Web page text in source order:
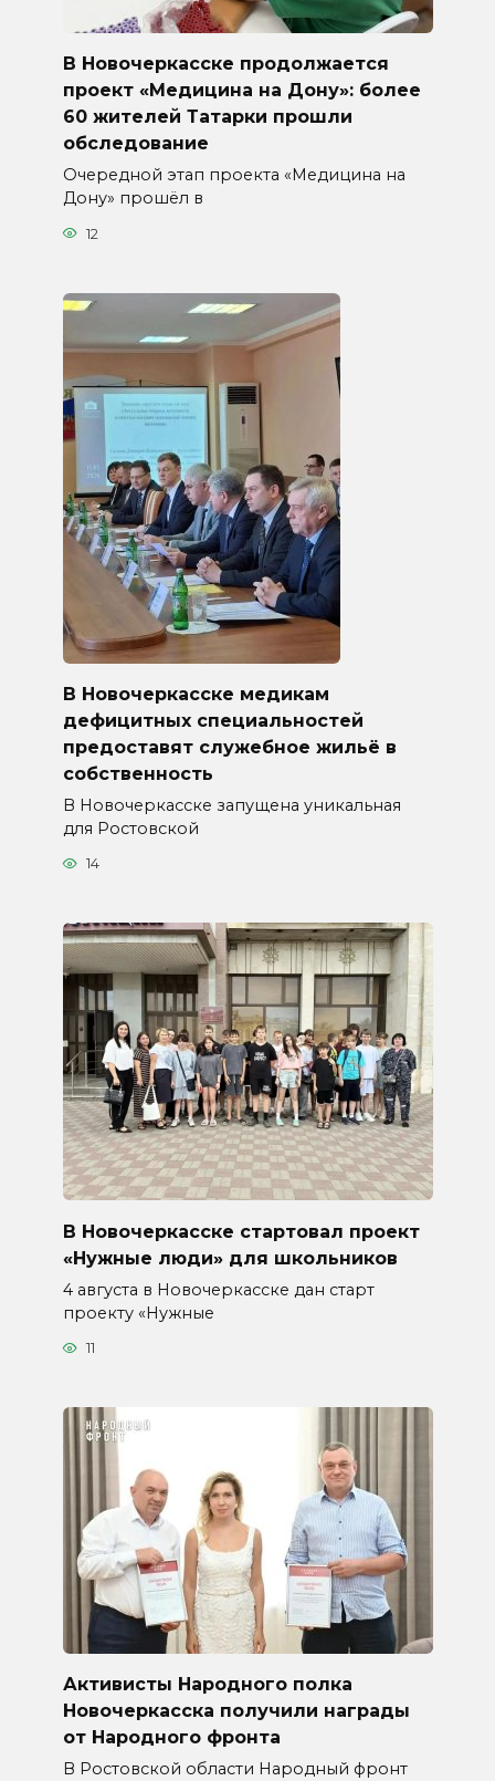
В Новочеркасске продолжается
проект «Медицина на Дону»: более
60 жителей Татарки прошли
обследование
Очередной этап проекта «Медицина на
Дону» прошёл в
12
В Новочеркасске медикам
дефицитных специальностей
предоставят служебное жильё в
собственность
В Новочеркасске запущена уникальная
для Ростовской
14
В Новочеркасске стартовал проект
«Нужные люди» для школьников
4 августа в Новочеркасске дан старт
проекту «Нужные
11
Активисты Народного полка
Новочеркасска получили награды
от Народного фронта
В Ростовской области Народный фронт